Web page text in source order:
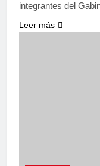
integrantes del
Leer más